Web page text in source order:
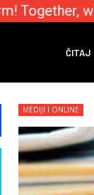
ČITAJ
MEDIJI I ONLINE